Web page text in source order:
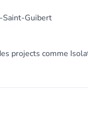
Saint-Guibert
projects comme